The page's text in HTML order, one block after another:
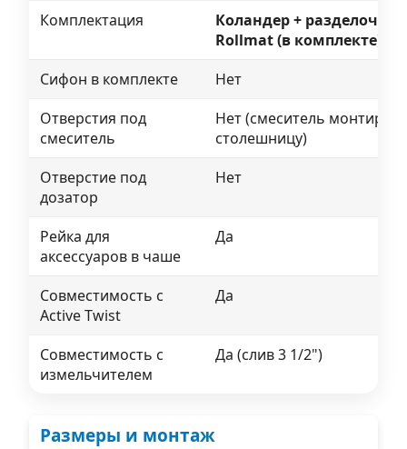
Комплектация
Коландер +
Rollmat (в комплекте)
Сифон в комплекте
Нет
Отверстия под
смеситель
Нет (смеситель
столешницу)
Отверстие под
дозатор
Нет
Рейка для
аксессуаров в чаше
Да
Совместимость с
Active Twist
Да
Совместимость с
измельчителем
Да (слив 3 1/2")
Размеры и монтаж